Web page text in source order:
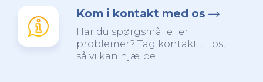
Kom i kontakt med os
Har du spørgsmål eller
problemer? Tag kontakt til os,
så vi kan hjælpe.